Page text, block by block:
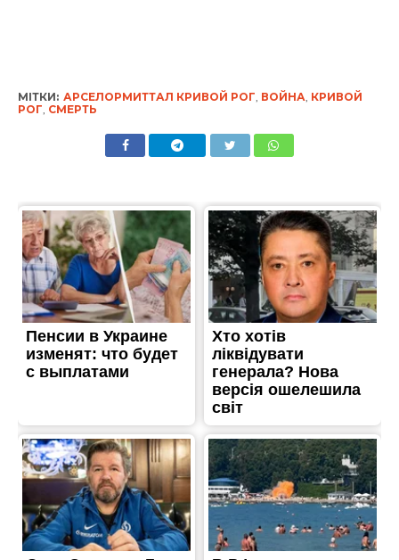
МІТКИ: АРСЕЛОРМИТТАЛ КРИВОЙ РОГ ВОЙНА КРИВОЙ
РОГ СМЕРТЬ